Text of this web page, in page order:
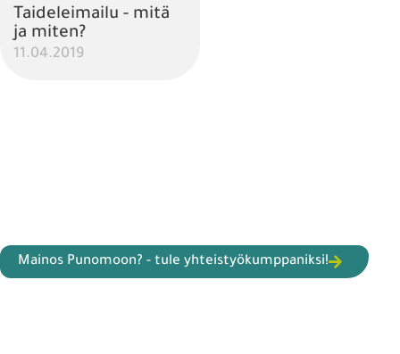
Taideleimailu - mitä
ja miten?
11.04.2019
Mainos Punomoon? - tule yhteistyökumppaniksi!